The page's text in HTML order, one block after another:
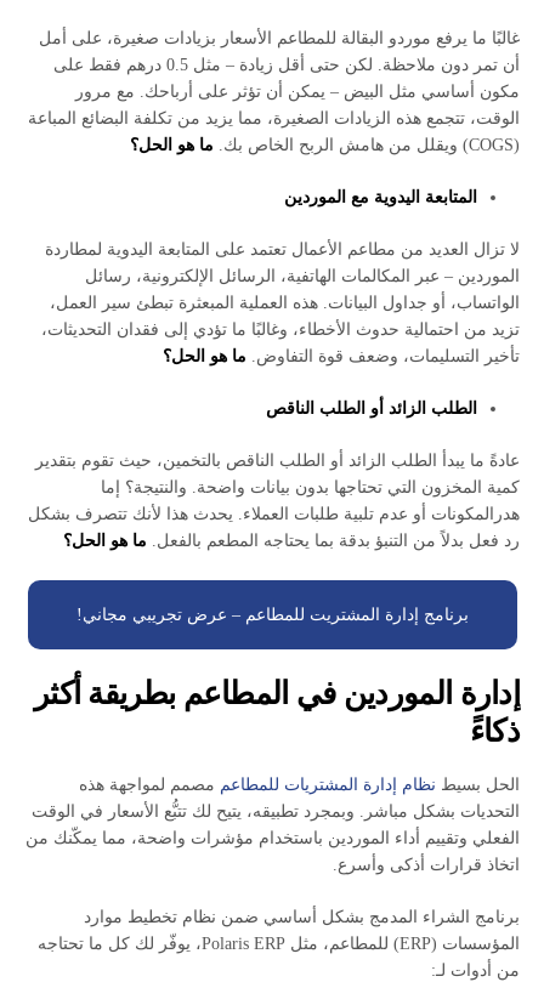
غالبًا ما يرفع موردو البقالة للمطاعم الأسعار بزيادات صغيرة، على أمل
أن تمر دون ملاحظة. لكن حتى أقل زيادة – مثل 0.5 درهم فقط على
مكون أساسي مثل البيض – يمكن أن تؤثر على أرباحك. مع مرور
الوقت، تتجمع هذه الزيادات الصغيرة، مما يزيد من تكلفة البضائع المباعة
(COGS) ويقلل من هامش الربح الخاص بك.
ما هو الحل؟
المتابعة اليدوية مع الموردين
لا تزال العديد من مطاعم الأعمال تعتمد على المتابعة اليدوية لمطاردة
الموردين – عبر المكالمات الهاتفية، الرسائل الإلكترونية، رسائل
الواتساب، أو جداول البيانات. هذه العملية المبعثرة تبطئ سير العمل،
تزيد من احتمالية حدوث الأخطاء، وغالبًا ما تؤدي إلى فقدان التحديثات،
تأخير التسليمات، وضعف قوة التفاوض. ما هو الحل؟
الطلب الزائد أو الطلب الناقص
عادةً ما يبدأ الطلب الزائد أو الطلب الناقص بالتخمين، حيث تقوم بتقدير
كمية المخزون التي تحتاجها بدون بيانات واضحة. والنتيجة؟ إما
هدرالمكونات أو عدم تلبية طلبات العملاء. يحدث هذا لأنك تتصرف بشكل
رد فعل بدلاً من التنبؤ بدقة بما يحتاجه المطعم بالفعل. ما هو الحل؟
برنامج إدارة المشتريت للمطاعم – عرض تجريبي مجاني!
إدارة الموردين في المطاعم بطريقة أكثر
ذكاءً
الحل بسيط نظام إدارة المشتريات للمطاعم مصمم لمواجهة هذه
التحديات بشكل مباشر. وبمجرد تطبيقه، يتيح لك تتبُّع الأسعار في الوقت
الفعلي وتقييم أداء الموردين باستخدام مؤشرات واضحة، مما يمكّنك من
اتخاذ قرارات أذكى وأسرع.
برنامج الشراء المدمج بشكل أساسي ضمن نظام تخطيط موارد
المؤسسات (ERP) للمطاعم، مثل Polaris ERP، يوفّر لك كل ما تحتاجه
من أدوات لـ: